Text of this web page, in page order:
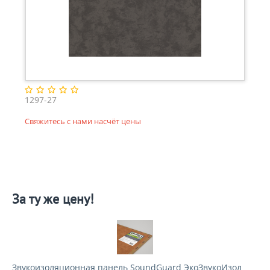
1297-27
Свяжитесь с нами насчёт цены
За ту же цену!
Звукоизоляционная панель SoundGuard ЭкоЗвукоИзол